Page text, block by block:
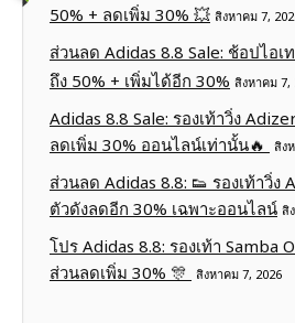
50% + ลดเพิ่ม 30% 💥 สิงหาคม 7,
ส่วนลด Adidas 8.8 Sale: ช้อปไอ
ถึง 50% + เพิ่มได้อีก 30% สิงหาคม 7,
Adidas 8.8 Sale: รองเท้าวิ่ง
ลดเพิ่ม 30% ออนไลน์เท่านั้น🔥
สิง
ส่วนลด Adidas 8.8: 👟 รองเท้าวิ่ง
ตัวดังลดอีก 30% เฉพาะออนไลน์ สิ
โปร Adidas 8.8: รองเท้า Samba
ส่วนลดเพิ่ม 30% 🎊 สิงหาคม 7, 2026